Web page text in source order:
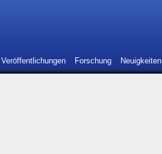
Veröffentlichungen Forschung Neuigkeiten